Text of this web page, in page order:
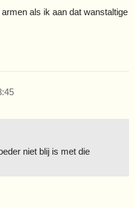
als ik aan dat wanstaltige
niet blij is met die